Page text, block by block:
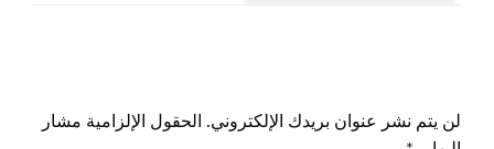
لن يتم نشر عنوان بريدك الإلكتروني.
الحقول الإلزامية مشار